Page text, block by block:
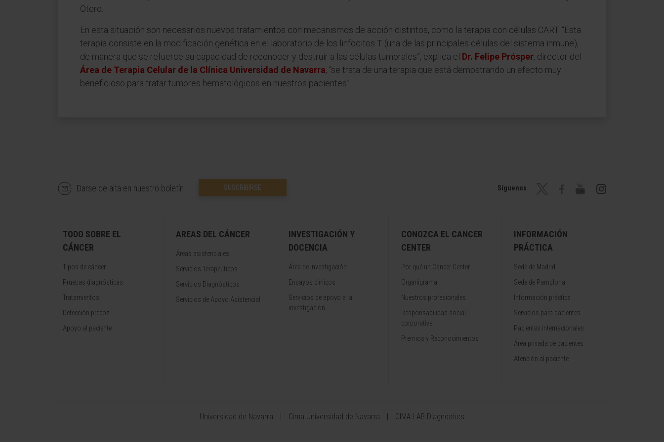
Otero.
En esta situación son necesarios nuevos tratamientos con mecanismos de acción distintos, como la terapia con células CART. “Esta
terapia consiste en la modificación genética en el laboratorio de los linfocitos T (una de las principales células del sistema inmune),
de manera que se refuerce su capacidad de reconocer y destruir a las células tumorales”, explica el Dr. Felipe Prósper, director del
Área de Terapia Celular de la Clínica Universidad de Navarra, “se trata de una terapia que está demostrando un efecto muy
beneficioso para tratar tumores hematológicos en nuestros pacientes”.
Darse de alta en nuestro boletín SUSCRIBIRSE Síguenos
TODO SOBRE EL
CÁNCER
Tipos de cáncer
Pruebas diagnósticas
Tratamientos
Detección precoz
Apoyo al paciente
AREAS DEL CÁNCER
Áreas asistenciales
Servicios Terapeúticos
Servicios Diagnósticos
Servicios de Apoyo Asistencial
INVESTIGACIÓN Y
DOCENCIA
Área de investigación
Ensayos clínicos
Servicios de apoyo a la
investigación
CONOZCA EL CANCER
CENTER
Por qué un Cancer Center
Organigrama
Nuestros profesionales
Responsabilidad social
corporativa
Premios y Reconocimientos
INFORMACIÓN
PRÁCTICA
Sede de Madrid
Sede de Pamplona
Información práctica
Servicios para pacientes
Pacientes internacionales
Área privada de pacientes
Atención al paciente
Universidad de Navarra Cima Universidad de Navarra CIMA LAB Diagnostics